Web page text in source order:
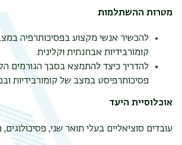
מטרות ההשתלמות
להכשיר אנשי מקצוע בפסיכותרפיה
קומורבידיות אבחנתית וקלינית.
להדריך כיצד להתמצא בסבך הגורמים
פסיכותרפיסט במצב של קומורבידיות
אוכלוסיית היעד
עובדים סוציאליים בעלי תואר שני,